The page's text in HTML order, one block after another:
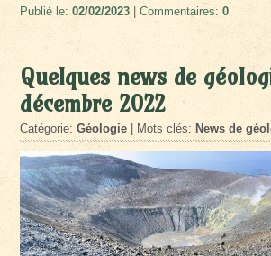
Publié le:02/02/2023 | Commentaires:0
Quelques news de
décembre 2022
Catégorie:Géologie | Mots clés: News de